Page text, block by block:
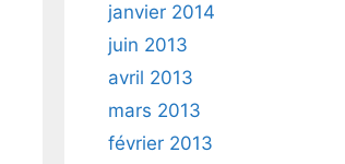
janvier 2014
juin 2013
avril 2013
mars 2013
février 2013